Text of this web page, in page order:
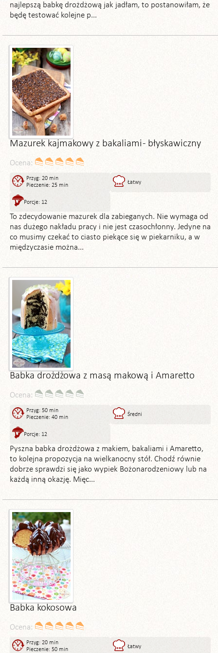
najlepszą babkę drożdżową jak jadłam, to postanowiłam, że
będę testować kolejne p...
Mazurek kajmakowy z bakaliami - błyskawiczny
Ocena:
Przyg: 20 min
Pieczenie: 25 min
Łatwy
Porcje: 12
To zdecydowanie mazurek dla zabieganych. Nie wymaga od
nas dużego nakładu pracy i nie jest czasochłonny. Jedyne na
co musimy czekać to ciasto piekące się w piekarniku, a w
międzyczasie można...
Babka drożdżowa z masą makową i Amaretto
Ocena:
Przyg: 50 min
Pieczenie: 40 min
Średni
Porcje: 12
Pyszna babka drożdżowa z makiem, bakaliami i Amaretto,
to kolejna propozycja na wielkanocny stół. Chodź równie
dobrze sprawdzi się jako wypiek Bożonarodzeniowy lub na
każdą inną okazję. Mięc...
Babka kokosowa
Ocena:
Przyg: 20 min
Pieczenie: 50 min
Łatwy